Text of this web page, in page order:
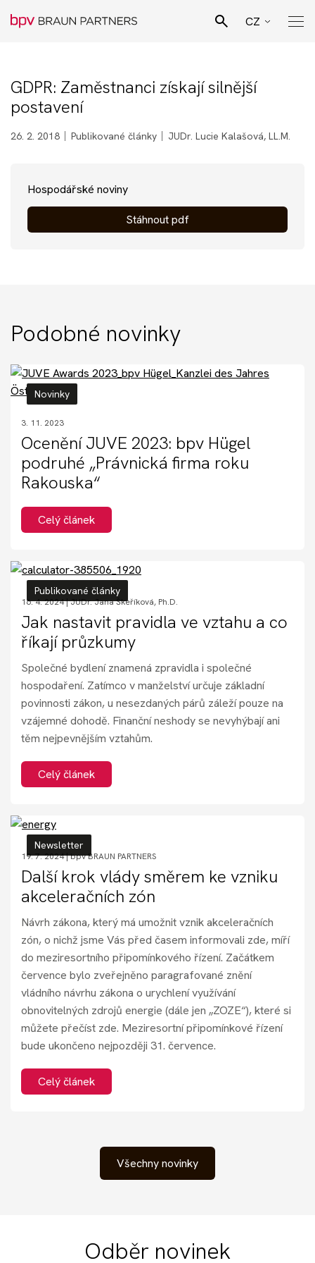
Pro Bono poradenství
Naši lidé
Právní specializace
Podnikatelské sektory
Kontakt
Nechte si poradit
CZ
GDPR: Zaměstnanci získají silnější
postavení
26. 2. 2018 Publikované články JUDr. Lucie Kalašová, LL.M.
Hospodářské noviny
Stáhnout pdf
Podobné novinky
Novinky
3. 11. 2023
Ocenění JUVE 2023: bpv Hügel
podruhé „Právnická firma roku
Rakouska“
Celý článek
Publikované články
16. 4. 2024 |JUDr. Jana Škeříková, Ph.D.
Jak nastavit pravidla ve vztahu a co
říkají průzkumy
Společné bydlení znamená zpravidla i společné
hospodaření. Zatímco v manželství určuje základní
povinnosti zákon, u nesezdaných párů záleží pouze na
vzájemné dohodě. Finanční neshody se nevyhýbají ani
těm nejpevnějším vztahům.
Celý článek
Newsletter
19. 7. 2024 |bpv BRAUN PARTNERS
Další krok vlády směrem ke vzniku
akceleračních zón
Návrh zákona, který má umožnit vznik akceleračních
zón, o nichž jsme Vás před časem informovali zde, míří
do meziresortního připomínkového řízení. Začátkem
července bylo zveřejněno paragrafované znění
vládního návrhu zákona o urychlení využívání
obnovitelných zdrojů energie (dále jen „ZOZE“), které si
můžete přečíst zde. Meziresortní připomínkové řízení
bude ukončeno nejpozději 31. července.
Celý článek
Všechny novinky
Odběr novinek